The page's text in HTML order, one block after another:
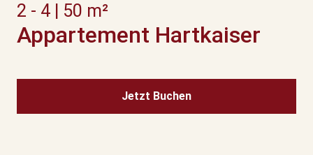
Appartement Hartkaiser
2 - 4 | 50 m²
Jetzt Buchen